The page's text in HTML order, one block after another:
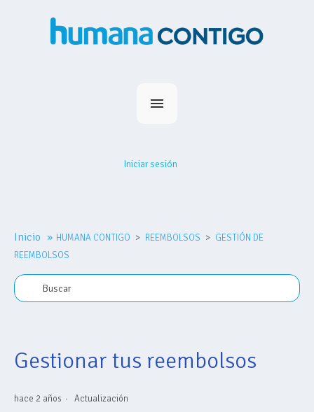
Nosotros
Comprar plan
Iniciar sesión
Inicio » HUMANA CONTIGO REEMBOLSOS
GESTIÓN DE
REEMBOLSOS
Gestionar tus reembolsos
hace 2 años Actualización